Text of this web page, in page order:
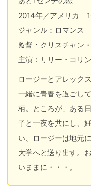
2014年／アメリカ
ジャンル：ロマンス
監督：クリスチャン
主演：リリー・コリ
ロージーとアレック
一緒に青春を過ごし
柄。ところが、ある
子と一夜を共にし、
い、ロージーは地元
大学へと送り出す。
いままに・・・。